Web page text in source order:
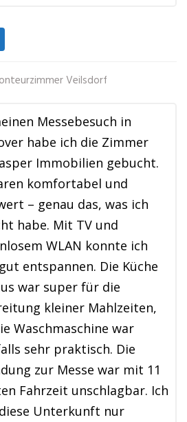
Veilsdorf
Messebesuch in
habe ich die Zimmer
Immobilien gebucht.
komfortabel und
– genau das, was ich
habe. Mit TV und
WLAN konnte ich
entspannen. Die Küche
war super für die
kleiner Mahlzeiten,
Waschmaschine war
sehr praktisch. Die
zur Messe war mit 11
Fahrzeit unschlagbar. Ich
Unterkunft nur